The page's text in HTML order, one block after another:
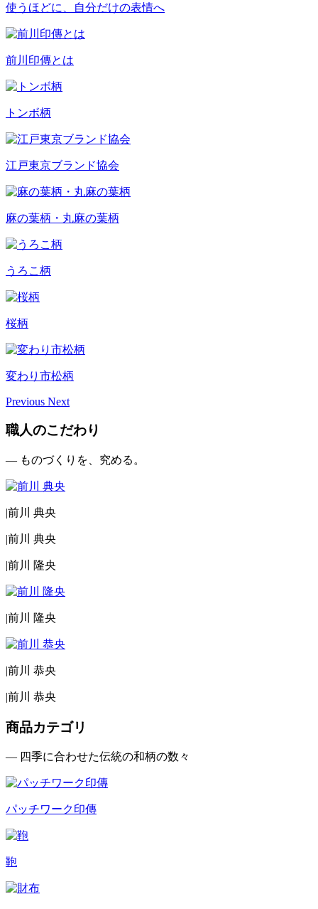
使うほどに、自分だけの表情へ
前川印傳とは
トンボ柄
江戸東京ブランド協会
麻の葉柄・丸麻の葉柄
うろこ柄
桜柄
変わり市松柄
Previous Next
職人のこだわり
— ものづくりを、究める。
|前川 典央
|前川 典央
|前川 隆央
|前川 隆央
|前川 恭央
|前川 恭央
商品カテゴリ
— 四季に合わせた伝統の和柄の数々
パッチワーク印傳
鞄